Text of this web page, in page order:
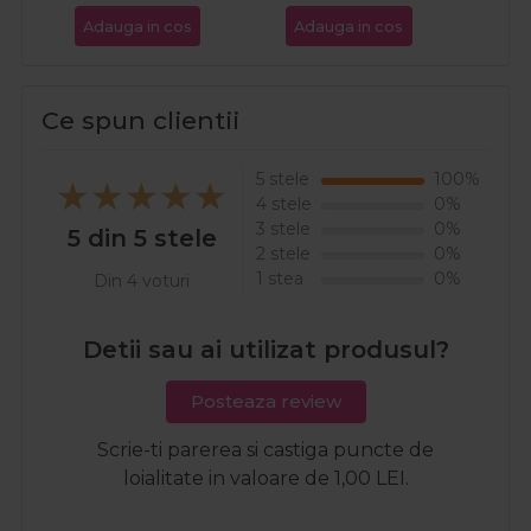
Adauga in cos Adauga in cos
Ce spun clientii
5 din 5 stele
Din 4 voturi
5 stele
100%
4 stele
0%
3 stele
0%
2 stele
0%
1 stea
0%
Detii sau ai utilizat produsul?
Posteaza review
Scrie-ti parerea si castiga puncte de
loialitate in valoare de 1,00 LEI.